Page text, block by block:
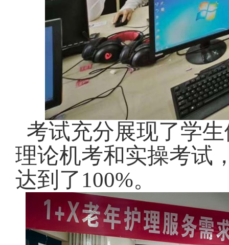
考试充分展现了学
理论机考和实操考试
达到了100%。